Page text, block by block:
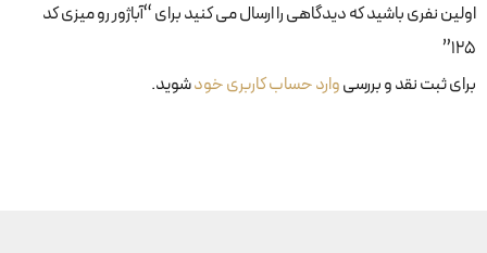
اولین نفری باشید که دیدگاهی را ارسال می کنید برای “آباژور رو میزی کد
۱۲۵”
برای ثبت نقد و بررسیوارد حساب کاربری خودشوید.